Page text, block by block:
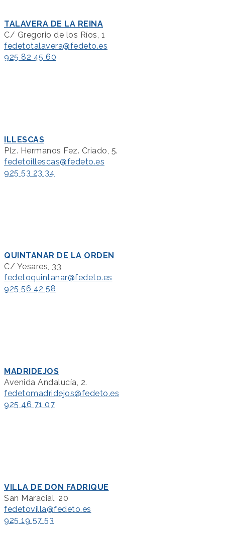
TALAVERA DE LA REINA
C/ Gregorio de los Ríos, 1
fedetotalavera@fedeto.es
925 82 45 60
ILLESCAS
Plz. Hermanos Fez. Criado, 5.
fedetoillescas@fedeto.es
925 53 23 34
QUINTANAR DE LA ORDEN
C/ Yesares, 33
fedetoquintanar@fedeto.es
925 56 42 58
MADRIDEJOS
Avenida Andalucía, 2.
fedetomadridejos@fedeto.es
925 46 71 07
VILLA DE DON FADRIQUE
San Maracial, 20
fedetovilla@fedeto.es
925 19 57 53